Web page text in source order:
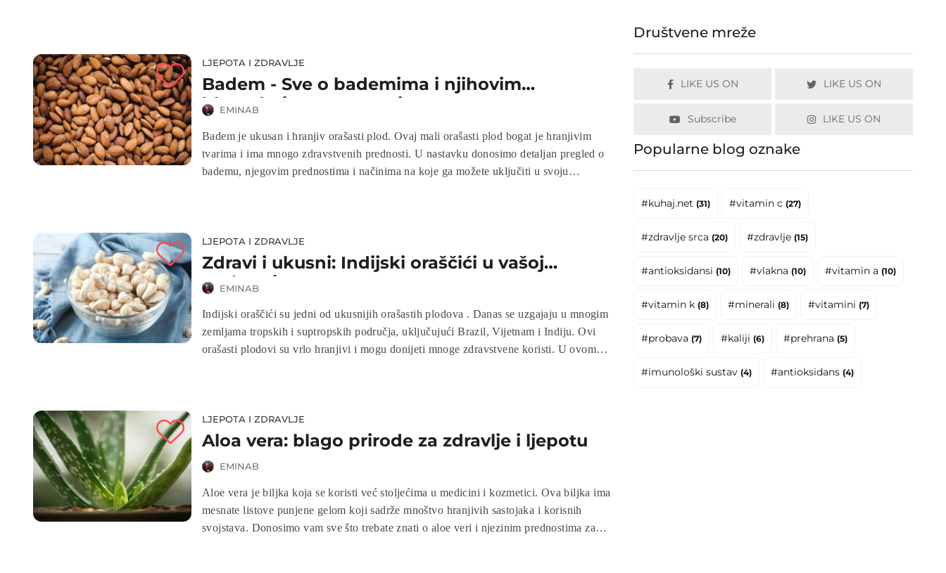
LJEPOTA I ZDRAVLJE
Badem - Sve o bademima i njihovim
blagodatima za organizam
EMINAB
Badem je ukusan i hranjiv orašasti plod. Ovaj mali orašasti plod bogat je hranjivim
tvarima i ima mnogo zdravstvenih prednosti. U nastavku donosimo detaljan pregled o
bademu, njegovim prednostima i načinima na koje ga možete uključiti u svoju
LJEPOTA I ZDRAVLJE
Zdravi i ukusni: Indijski oraščići u vašoj
prehrani
EMINAB
Indijski oraščići su jedni od ukusnijih orašastih plodova . Danas se uzgajaju u mnogim
zemljama tropskih i suptropskih područja, uključujući Brazil, Vijetnam i Indiju. Ovi
orašasti plodovi su vrlo hranjivi i mogu donijeti mnoge zdravstvene koristi. U ovom
LJEPOTA I ZDRAVLJE
Aloa vera: blago prirode za zdravlje i ljepotu
EMINAB
Aloe vera je biljka koja se koristi već stoljećima u medicini i kozmetici. Ova biljka ima
mesnate listove punjene gelom koji sadrže mnoštvo hranjivih sastojaka i korisnih
svojstava. Donosimo vam sve što trebate znati o aloe veri i njezinim prednostima za
Društvene mreže
LIKE US ON LIKE US ON
Subscribe LIKE US ON
Popularne blog oznake
#kuhaj.net(31) #vitamin c(27)
#zdravlje srca(20) #zdravlje(15)
#antioksidansi(10) #vlakna(10) #vitamin a(10)
#vitamin k(8) #minerali(8) #vitamini(7)
#probava(7) #kaliji(6) #prehrana(5)
#imunološki sustav(4) #antioksidans(4)